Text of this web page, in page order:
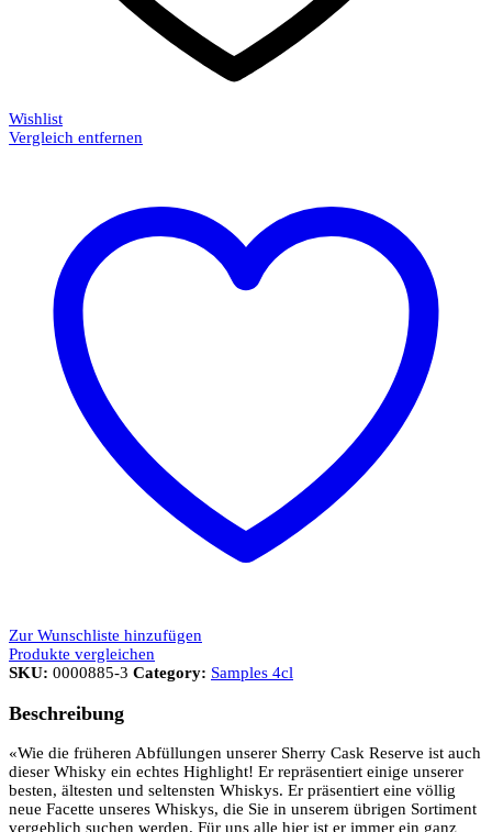
Wishlist
Vergleich entfernen
Zur Wunschliste hinzufügen
Produkte vergleichen
SKU: 0000885-3 Category: Samples 4cl
Beschreibung
«Wie die früheren Abfüllungen unserer Sherry Cask Reserve ist auch
dieser Whisky ein echtes Highlight! Er repräsentiert einige unserer
besten, ältesten und seltensten Whiskys. Er präsentiert eine völlig
neue Facette unseres Whiskys, die Sie in unserem übrigen Sortiment
vergeblich suchen werden. Für uns alle hier ist er immer ein ganz